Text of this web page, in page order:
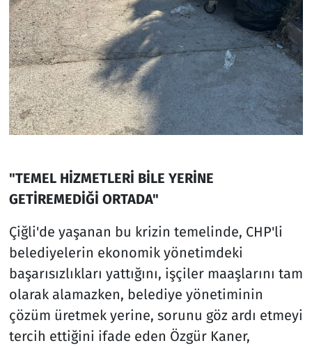
"TEMEL HİZMETLERİ BİLE YERİNE
GETİREMEDİĞİ ORTADA"
Çiğli'de yaşanan bu krizin temelinde, CHP'li
belediyelerin ekonomik yönetimdeki
başarısızlıkları yattığını, işçiler maaşlarını tam
olarak alamazken, belediye yönetiminin
çözüm üretmek yerine, sorunu göz ardı etmeyi
tercih ettiğini ifade eden Özgür Kaner,